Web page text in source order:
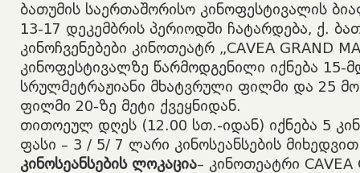
ბათუმის საერთაშორისო კინოფესტივალის
13-17 დეკემბრის პერიოდში ჩატარდება, ქ.
კინოჩვენებები კინოთეატრ „CAVEA GRAND
კინოფესტივალზე წარმოდგენილი იქნება 15-
სრულმეტრაჟიანი მხატვრული ფილმი და 25
ფილმი 20-ზე მეტი ქვეყნიდან.
თითოეულ დღეს (12.00 სთ.-იდან) იქნება 5
ფასი – 3 / 5/ 7 ლარი კინოსეანსების
კინოსეანსების ლოკაცია– კინოთეატრი CAVEA